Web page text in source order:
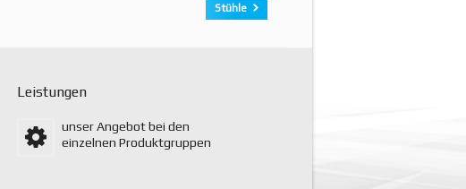
Stühle
Leistungen
unser Angebot bei den
einzelnen Produktgruppen